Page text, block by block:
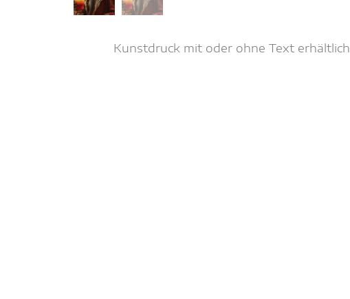
Kunstdruck mit oder ohne Text erhältlich.